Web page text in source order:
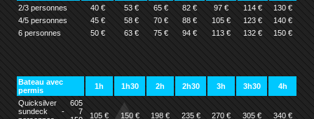
2/3 personnes
40 € 53 € 65 € 82 € 97 € 114 €
130 €
4/5 personnes
45 € 58 € 70 € 88 € 105 € 123 €
140 €
6 personnes
50 € 63 € 75 € 94 € 113 € 132 € 150 €
Bateau avec
permis
1h 1h30 2h 2h30 3h 3h30
4h
Quicksilver 605
sundeck - 7
105 € 150 € 198 € 235 € 270 € 305 € 340 €